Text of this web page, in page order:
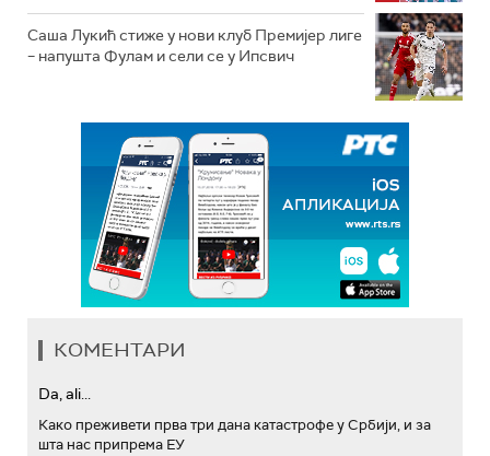
Саша Лукић стиже у нови клуб Премијер лиге
– напушта Фулам и сели се у Ипсвич
КОМЕНТАРИ
Da, ali...
Како преживети прва три дана катастрофе у Србији, и за
шта нас припрема ЕУ